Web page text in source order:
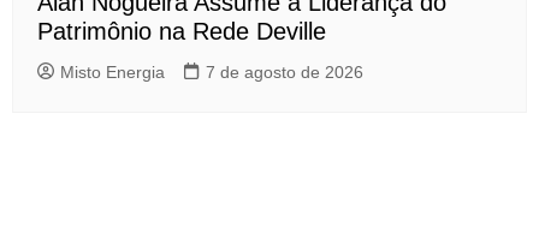
Patrimônio na Rede Deville
Misto Energia 7 de agosto de 2026